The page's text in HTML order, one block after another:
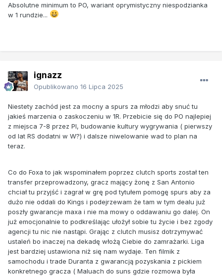
Absolutne minimum to PO, wariant oprymistyczny niespodzianka
w 1 rundzie...
ignazz
Opublikowano 16 Lipca 2025
Niestety zachód jest za mocny a spurs za młodzi aby snuć tu
jakieś marzenia o zaskoczeniu w 1R. Przebicie się do PO najlepiej
z miejsca 7-8 przez PI, budowanie kultury wygrywania ( pierwszy
od lat RS dodatni w W?) i dalsze niwelowanie wad to plan na
teraz.
Co do Foxa to jak wspominałem poprzez clutch sports został ten
transfer przeprowadzony, gracz mający żonę z San Antonio
chciał tu przyjść i zagrał w grę pod tytułem pomogę spurs aby za
dużo nie oddali do Kings i podejrzewam że tam w tym dealu już
poszły gwarancje maxa i nie ma mowy o oddawaniu go dalej. On
już emocjonalnie to podkreślając ułożył sobie tu życie i bez zgody
agencji tu nic nie nastąpi. Grając z clutch musisz dotrzymywać
ustaleń bo inaczej na dekadę włożą Ciebie do zamrażarki. Liga
jest bardziej ustawiona niż się nam wydaje. Ten filmik z
samochodu i trade Duranta z gwarancją pozyskania z pickiem
konkretnego gracza ( Maluach do suns gdzie rozmowa była